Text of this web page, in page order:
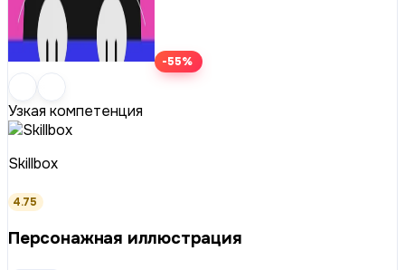
-55%
Узкая компетенция
Skillbox
4.75
Персонажная иллюстрация